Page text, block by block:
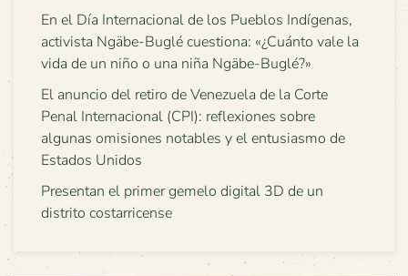
En el Día Internacional de los Pueblos Indígenas,
activista Ngäbe-Buglé cuestiona: «¿Cuánto vale la
vida de un niño o una niña Ngäbe-Buglé?»
El anuncio del retiro de Venezuela de la Corte
Penal Internacional (CPI): reflexiones sobre
algunas omisiones notables y el entusiasmo de
Estados Unidos
Presentan el primer gemelo digital 3D de un
distrito costarricense